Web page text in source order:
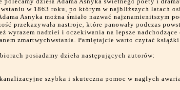
w 1863 roku, po którym w najbliższych latach
Asnyka można śmiało nazwać najznamienitszym
przekazywała nastroje, które panowały podczas
wyrazem nadziei i oczekiwania na lepsze nadchodzące
zmartwychwstania. Pamiętajcie warto czytać
posiadamy dzieła następujących autorów:
szybka i skuteczna pomoc w naglych